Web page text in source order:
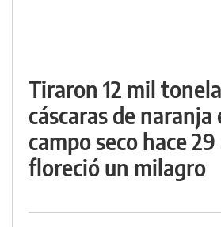
Tiraron 12 mil
cáscaras de naranja
campo seco hace
floreció un milagro